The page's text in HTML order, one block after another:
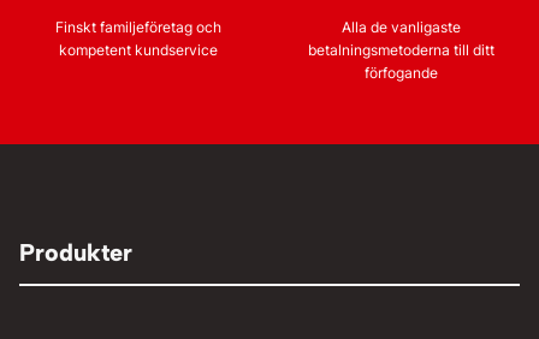
Finskt familjeföretag och
kompetent kundservice
Alla de vanligaste
betalningsmetoderna till ditt
förfogande
Produkter